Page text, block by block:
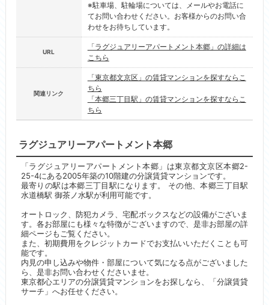
※駐車場、駐輪場については、メールやお電話に
てお問い合わせください。お客様からのお問い合
わせをお待ちしています。
URL
「ラグジュアリーアパートメント本郷」の詳細は
こちら
関連リンク
「東京都文京区」の賃貸マンションを探すならこ
ちら
「本郷三丁目駅」の賃貸マンションを探すならこ
ちら
ラグジュアリーアパートメント本郷
「ラグジュアリーアパートメント本郷」は東京都文京区本郷2-
25-4にある2005年築の10階建の分譲賃貸マンションです。
最寄りの駅は本郷三丁目駅になります。 その他、本郷三丁目駅
水道橋駅 御茶ノ水駅が利用可能です。
オートロック、防犯カメラ、宅配ボックスなどの設備がございま
す。各お部屋にも様々な特徴がございますので、是非お部屋の詳
細ページもご覧ください。
また、初期費用をクレジットカードでお支払いいただくことも可
能です。
内見の申し込みや物件・部屋について気になる点がございました
ら、是非お問い合わせくださいませ。
東京都心エリアの分譲賃貸マンションをお探しなら、「分譲賃貸
サーチ」へお任せください。